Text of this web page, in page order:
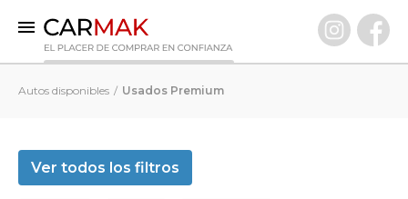
0 KM
Usados Premium
Autos disponibles Usados Premium
Ver todos los filtros